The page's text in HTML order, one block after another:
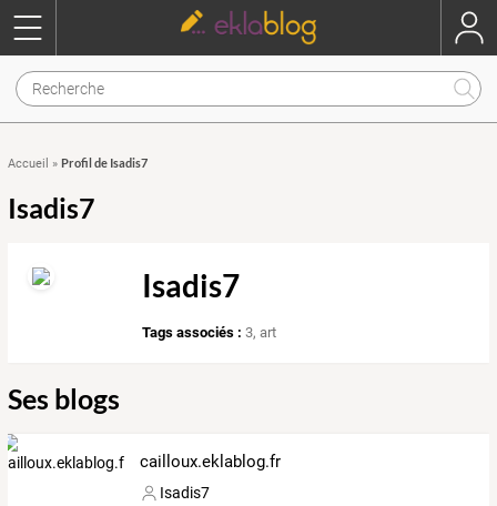
Accueil » Profil de Isadis7
Isadis7
Isadis7
Tags associés : 3,art
Ses blogs
cailloux.eklablog.fr
Isadis7